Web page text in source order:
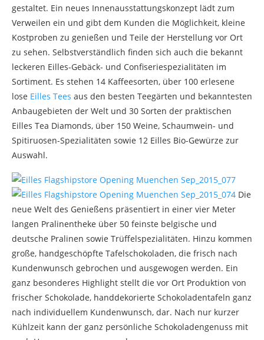
gestaltet. Ein neues Innenausstattungskonzept lädt zum
Verweilen ein und gibt dem Kunden die Möglichkeit, kleine
Kostproben zu genießen und Teile der Herstellung vor Ort
zu sehen. Selbstverständlich finden sich auch die bekannt
leckeren Eilles-Gebäck- und Confiseriespezialitäten im
Sortiment. Es stehen 14 Kaffeesorten, über 100 erlesene
lose Eilles Tees aus den besten Teegärten und bekanntesten
Anbaugebieten der Welt und 30 Sorten der praktischen
Eilles Tea Diamonds, über 150 Weine, Schaumwein- und
Spitiruosen-Spezialitäten sowie 12 Eilles Bio-Gewürze zur
Auswahl.
Die
neue Welt des Genießens präsentiert in einer vier Meter
langen Pralinentheke über 50 feinste belgische und
deutsche Pralinen sowie Trüffelspezialitäten. Hinzu kommen
große, handgeschöpfte Tafelschokoladen, die frisch nach
Kundenwunsch gebrochen und ausgewogen werden. Ein
ganz besonderes Highlight stellt die vor Ort Produktion von
frischer Schokolade, handdekorierte Schokoladentafeln ganz
nach individuellem Kundenwunsch, dar. Nach nur kurzer
Kühlzeit kann der ganz persönliche Schokoladengenuss mit